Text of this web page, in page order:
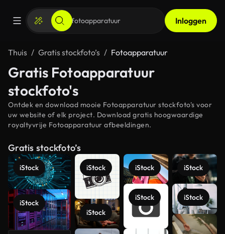
Inloggen
Thuis Gratis stockfoto’s Fotoapparatuur
Gratis Fotoapparatuur
stockfoto's
Ontdek en download mooie Fotoapparatuur stockfoto's voor
uw website of elk project. Download gratis hoogwaardige
royaltyvrije Fotoapparatuur afbeeldingen.
Gratis stockfoto’s
iStock
iStock
iStock
iStock
iStock
iStock
iStock
iStock
Meer